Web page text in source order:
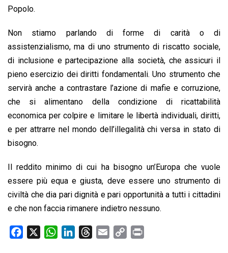
Popolo.
Non stiamo parlando di forme di carità o di
assistenzialismo, ma di uno strumento di riscatto sociale,
di inclusione e partecipazione alla società, che assicuri il
pieno esercizio dei diritti fondamentali. Uno strumento che
servirà anche a contrastare l’azione di mafie e corruzione,
che si alimentano della condizione di ricattabilità
economica per colpire e limitare le libertà individuali, diritti,
e per attrarre nel mondo dell’illegalità chi versa in stato di
bisogno.
Il reddito minimo di cui ha bisogno un’Europa che vuole
essere più equa e giusta, deve essere uno strumento di
civiltà che dia pari dignità e pari opportunità a tutti i cittadini
e che non faccia rimanere indietro nessuno.
W